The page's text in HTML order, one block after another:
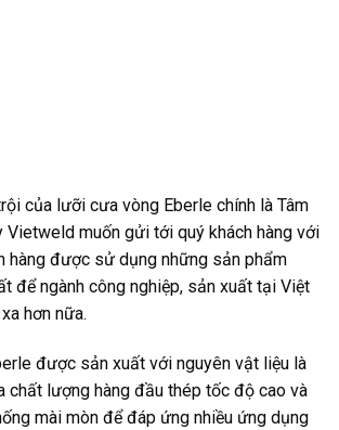
của lưỡi cưa vòng Eberle chính là Tâm
Vietweld muốn gửi tới quý khách hàng với
hàng được sử dụng những sản phẩm
để ngành công nghiệp, sản xuất tại Việt
hơn nữa.
được sản xuất với nguyên vật liệu là
chất lượng hàng đầu thép tốc độ cao và
mài mòn để đáp ứng nhiều ứng dụng